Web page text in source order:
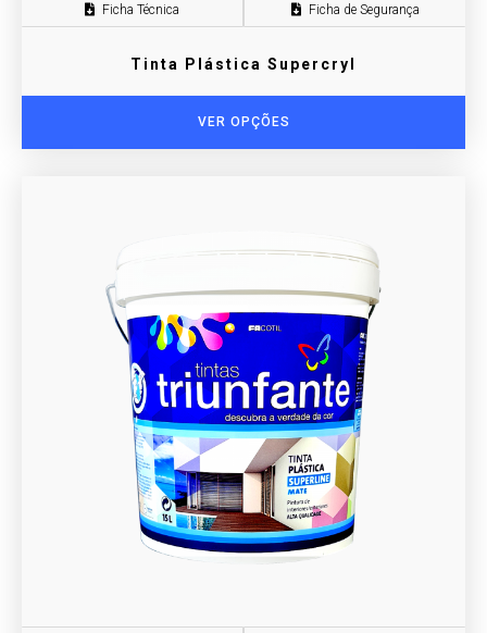
Ficha Técnica Ficha de Segurança
Tinta Plástica Supercryl
VER OPÇÕES